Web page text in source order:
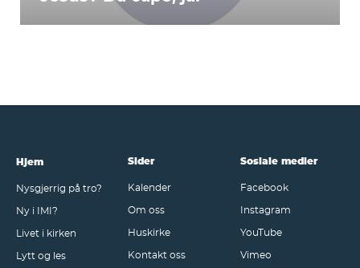
Hjem
Nysgjerrig på tro?
Ny i IMI?
Livet i kirken
Lytt og les
Sider
Kalender
Om oss
Huskirke
Kontakt oss
Sosiale medier
Facebook
Instagram
YouTube
Vimeo